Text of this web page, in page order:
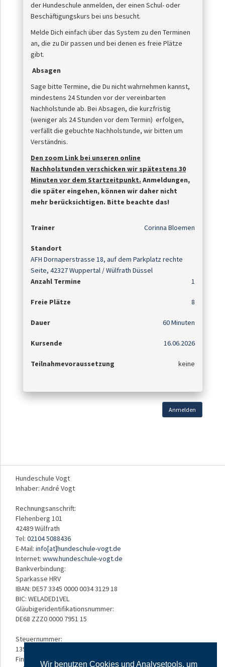
Wir benutzen Cookies und Analysetools, um
der Hundeschule anmelden, der einen Schul- oder
Beschäftigungskurs bei uns besucht.
Melde Dich einfach über das System zu den Terminen
an, die zu Dir passen und bei denen es freie Plätze
gibt.
Absagen
Sage bitte Termine, die Du nicht wahrnehmen kannst,
mindestens 24 Stunden vor der vereinbarten
Nachholstunde ab. Bei Absagen, die kurzfristig
(weniger als 24 Stunden vor dem Termin) erfolgen,
verfällt die gebuchte Nachholstunde, wir bitten um
Verständnis.
Den zoom Link bei unseren online
Nachholstunden verschicken wir spätestens 30
Minuten vor dem Startzeitpunkt. Anmeldungen,
die später eingehen, können wir daher nicht
mehr berücksichtigen. Bitte beachte das!
Trainer Corinna Bloemen
Standort
AFH Dornaperstrasse 18, auf dem Parkplatz rechte
Seite, 42327 Wuppertal / Wülfrath Düssel
Anzahl Termine
1
Freie Plätze 8
Dauer 60 Minuten
Kursende 16.06.2026
Teilnahmevoraussetzung keine
Anmelden
Hundeschule Vogt
Inhaber: André Vogt
Rechnungsanschrift:
Flehenberg 101
42489 Wülfrath
Tel: 02104 5088436
E-Mail: info[at]hundeschule-vogt.de
Internet: www.hundeschule-vogt.de
Bankverbindung:
Sparkasse HRV
IBAN: DE57 3345 0000 0034 3129 18
BIC: WELADED1VEL
Gläubigeridentifikationsnummer:
DE68 ZZZ0 0000 7951 15
Steuernummer:
139/5234/3050
Finanzamt: